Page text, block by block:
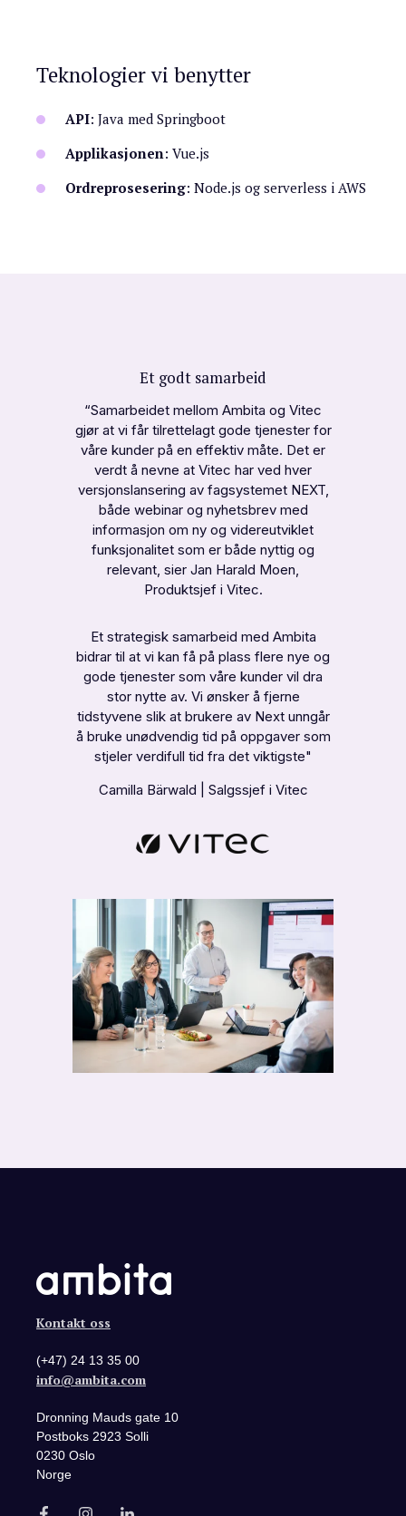
Teknologier vi benytter
API: Java med Springboot
Applikasjonen: Vue.js
Ordreprosesering: Node.js og serverless i AWS
Et godt samarbeid
“Samarbeidet mellom Ambita og Vitec
gjør at vi får tilrettelagt gode tjenester for
våre kunder på en effektiv måte. Det er
verdt å nevne at Vitec har ved hver
versjonslansering av fagsystemet NEXT,
både webinar og nyhetsbrev med
informasjon om ny og videreutviklet
funksjonalitet som er både nyttig og
relevant, sier Jan Harald Moen,
Produktsjef i Vitec.
Et strategisk samarbeid med Ambita
bidrar til at vi kan få på plass flere nye og
gode tjenester som våre kunder vil dra
stor nytte av. Vi ønsker å fjerne
tidstyvene slik at brukere av Next unngår
å bruke unødvendig tid på oppgaver som
stjeler verdifull tid fra det viktigste"
Camilla Bärwald
Salgssjef i Vitec
Kontakt oss
(+47) 24 13 35 00
info@ambita.com
Dronning Mauds gate 10
Postboks 2923 Solli
0230 Oslo
Norge